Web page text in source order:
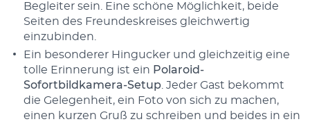
Begleiter sein. Eine schöne Möglichkeit, beide
Seiten des Freundeskreises gleichwertig
einzubinden.
Ein besonderer Hingucker und gleichzeitig eine
tolle Erinnerung ist ein Polaroid-
Sofortbildkamera-Setup . Jeder Gast bekommt
die Gelegenheit, ein Foto von sich zu machen,
einen kurzen Gruß zu schreiben und beides in ein